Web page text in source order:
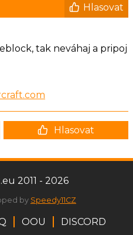
Hlasovat
tak neváhaj a pripoj
Hlasovat
2011 - 2026
by Speedy11CZ
OOU DISCORD